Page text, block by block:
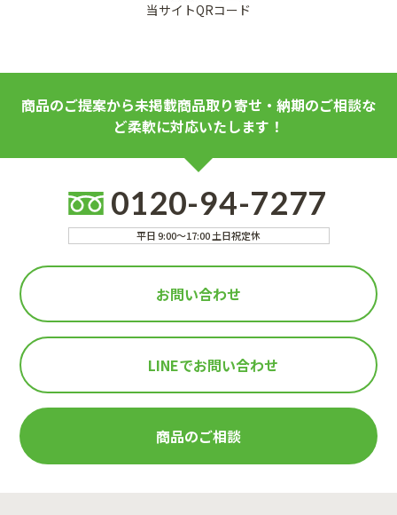
当サイトQRコード
商品のご提案から未掲載商品取り寄せ・納期のご相談な
ど柔軟に対応いたします！
0120-94-7277
平日 9:00～17:00 土日祝定休
お問い合わせ
LINEでお問い合わせ
商品のご相談